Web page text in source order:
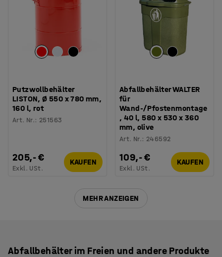
Putzwollbehälter
LISTON, Ø 550 x 780 mm,
160 l, rot
Art. Nr.: 251563
205,- €
Exkl. USt.
KAUFEN
Abfallbehälter WALTER
für
Wand-/Pfostenmontage
, 40 l, 580 x 530 x 360
mm, olive
Art. Nr.: 246592
109,- €
Exkl. USt.
KAUFEN
MEHR ANZEIGEN
Abfallbehälter im Freien und andere Produkte